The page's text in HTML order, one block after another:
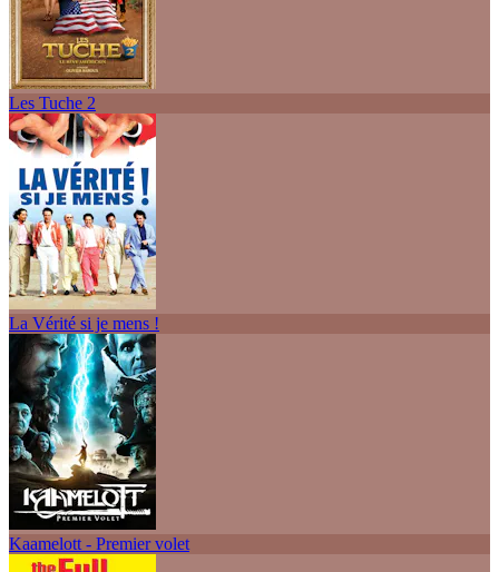
Les Tuche 2
La Vérité si je mens !
Kaamelott - Premier volet